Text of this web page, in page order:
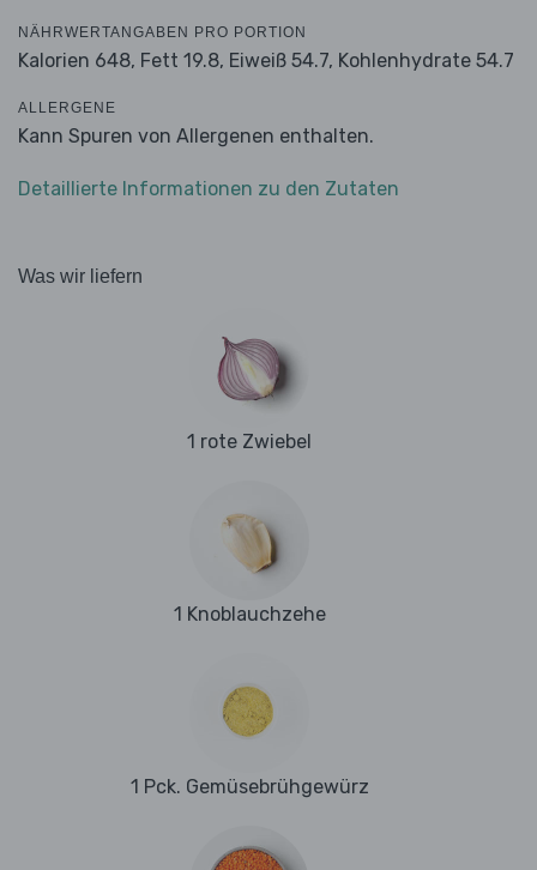
NÄHRWERTANGABEN PRO PORTION
Kalorien 648, Fett 19.8, Eiweiß 54.7, Kohlenhydrate 54.7
ALLERGENE
Kann Spuren von Allergenen enthalten.
Detaillierte Informationen zu den Zutaten
Was wir liefern
1 rote Zwiebel
1 Knoblauchzehe
1 Pck. Gemüsebrühgewürz